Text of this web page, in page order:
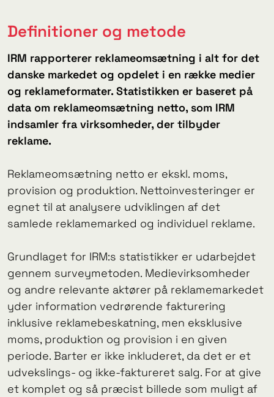
Definitioner og metode
IRM rapporterer reklameomsætning i alt for det
danske markedet og opdelet i en række medier
og reklameformater. Statistikken er baseret på
data om reklameomsætning netto, som IRM
indsamler fra virksomheder, der tilbyder
reklame.
Reklameomsætning netto er ekskl. moms,
provision og produktion. Nettoinvesteringer er
egnet til at analysere udviklingen af ​​det
samlede reklamemarked og individuel reklame.
Grundlaget for IRM:s statistikker er udarbejdet
gennem surveymetoden. Medievirksomheder
og andre relevante aktører på reklamemarkedet
yder information vedrørende fakturering
inklusive reklamebeskatning, men eksklusive
moms, produktion og provision i en given
periode. Barter er ikke inkluderet, da det er et
udvekslings- og ikke-faktureret salg. For at give
et komplet og så præcist billede som muligt af